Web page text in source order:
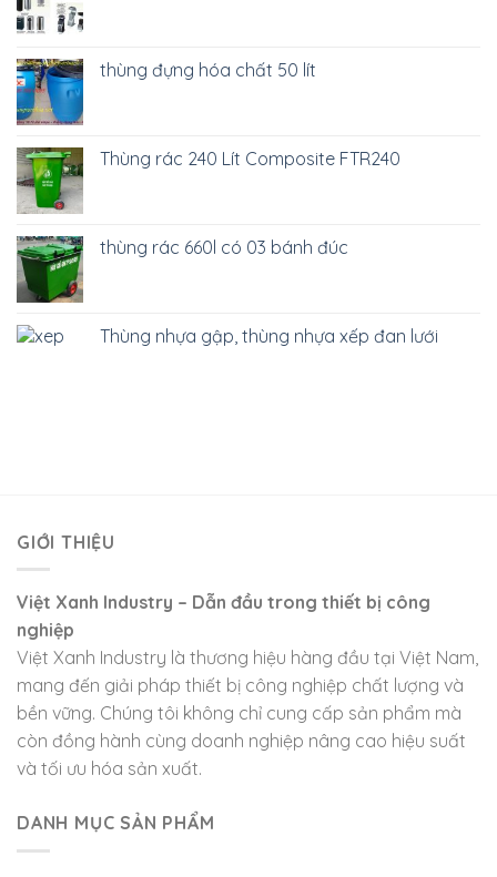
thùng đựng hóa chất 50 lít
Thùng rác 240 Lít Composite FTR240
thùng rác 660l có 03 bánh đúc
Thùng nhựa gập, thùng nhựa xếp đan lưới
GIỚI THIỆU
Việt Xanh Industry – Dẫn đầu trong thiết bị công
nghiệp
Việt Xanh Industry là thương hiệu hàng đầu tại Việt Nam,
mang đến giải pháp thiết bị công nghiệp chất lượng và
bền vững. Chúng tôi không chỉ cung cấp sản phẩm mà
còn đồng hành cùng doanh nghiệp nâng cao hiệu suất
và tối ưu hóa sản xuất.
DANH MỤC SẢN PHẨM